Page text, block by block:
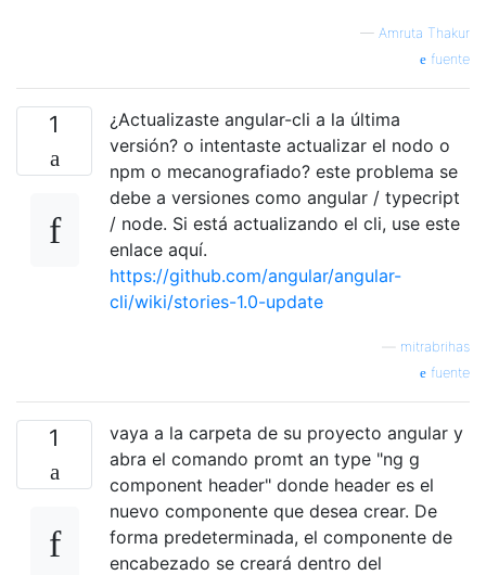
— Amruta Thakur
fuente
1
¿Actualizaste angular-cli a la última
versión? o intentaste actualizar el nodo o
npm o mecanografiado? este problema se
debe a versiones como angular / typecript
/ node. Si está actualizando el cli, use este
enlace aquí.
https://github.com/angular/angular-
cli/wiki/stories-1.0-update
mitrabrihas
fuente
1
vaya a la carpeta de su proyecto angular y
abra el comando promt an type "ng g
component header" donde header es el
nuevo componente que desea crear. De
forma predeterminada, el componente de
encabezado se creará dentro del